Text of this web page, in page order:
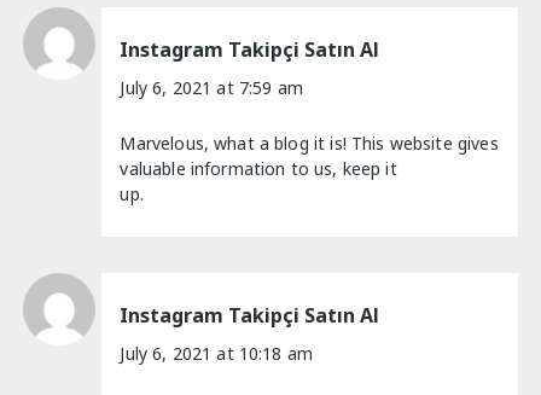
Instagram Takipçi Satın Al
July 6, 2021 at 7:59 am
Marvelous, what a blog it is! This website gives
valuable information to us, keep it
up.
Instagram Takipçi Satın Al
July 6, 2021 at 10:18 am